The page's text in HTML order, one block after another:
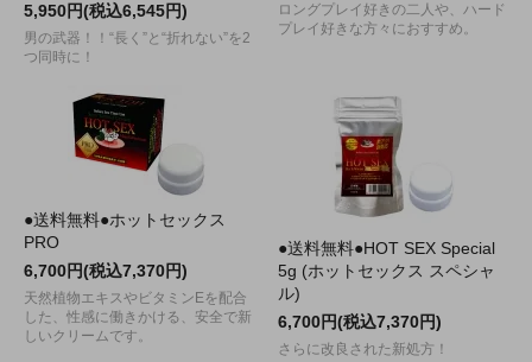
5,950円(税込6,545円)
男の武器！！“長く”と“折れない”を2
つ同時に！
ロングプレイ好きの二人や、ハード
プレイ好きな方々におすすめ。
●送料無料●ホットセックス
PRO
6,700円(税込7,370円)
天然植物エキスやビタミンEを配合
した、性感に働きかける、安全で新
しいクリームです。
●送料無料●HOT SEX Special
5g (ホットセックス スペシャ
ル)
6,700円(税込7,370円)
さらに改良された新処方！